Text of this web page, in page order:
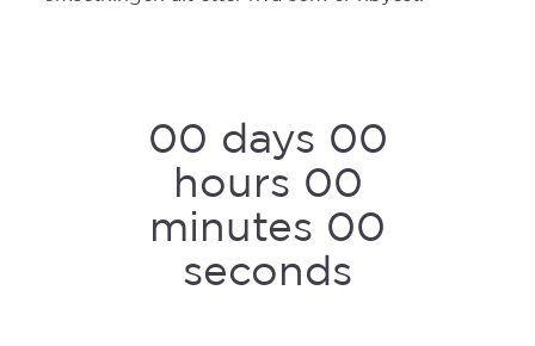
00 days 00
hours 00
minutes 00
seconds